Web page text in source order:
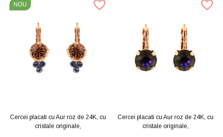
NOU
Cercei placati cu Aur roz de 24K, cu
cristale originale,
Cercei placati cu Aur roz de 24K, cu
cristale originale,